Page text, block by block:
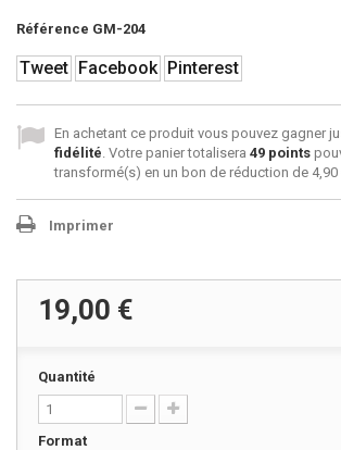
Référence GM-204
Tweet Facebook Pinterest
En achetant ce produit vous pouvez gagner
fidélité. Votre panier totalisera 49 points
transformé(s) en un bon de réduction de 4,90
Imprimer
19,00 €
Quantité
Format